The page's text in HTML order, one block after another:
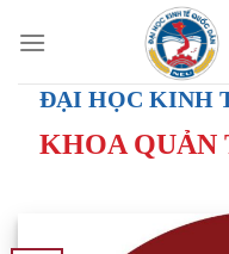
ĐẠI HỌC KINH
KHOA QUẢN